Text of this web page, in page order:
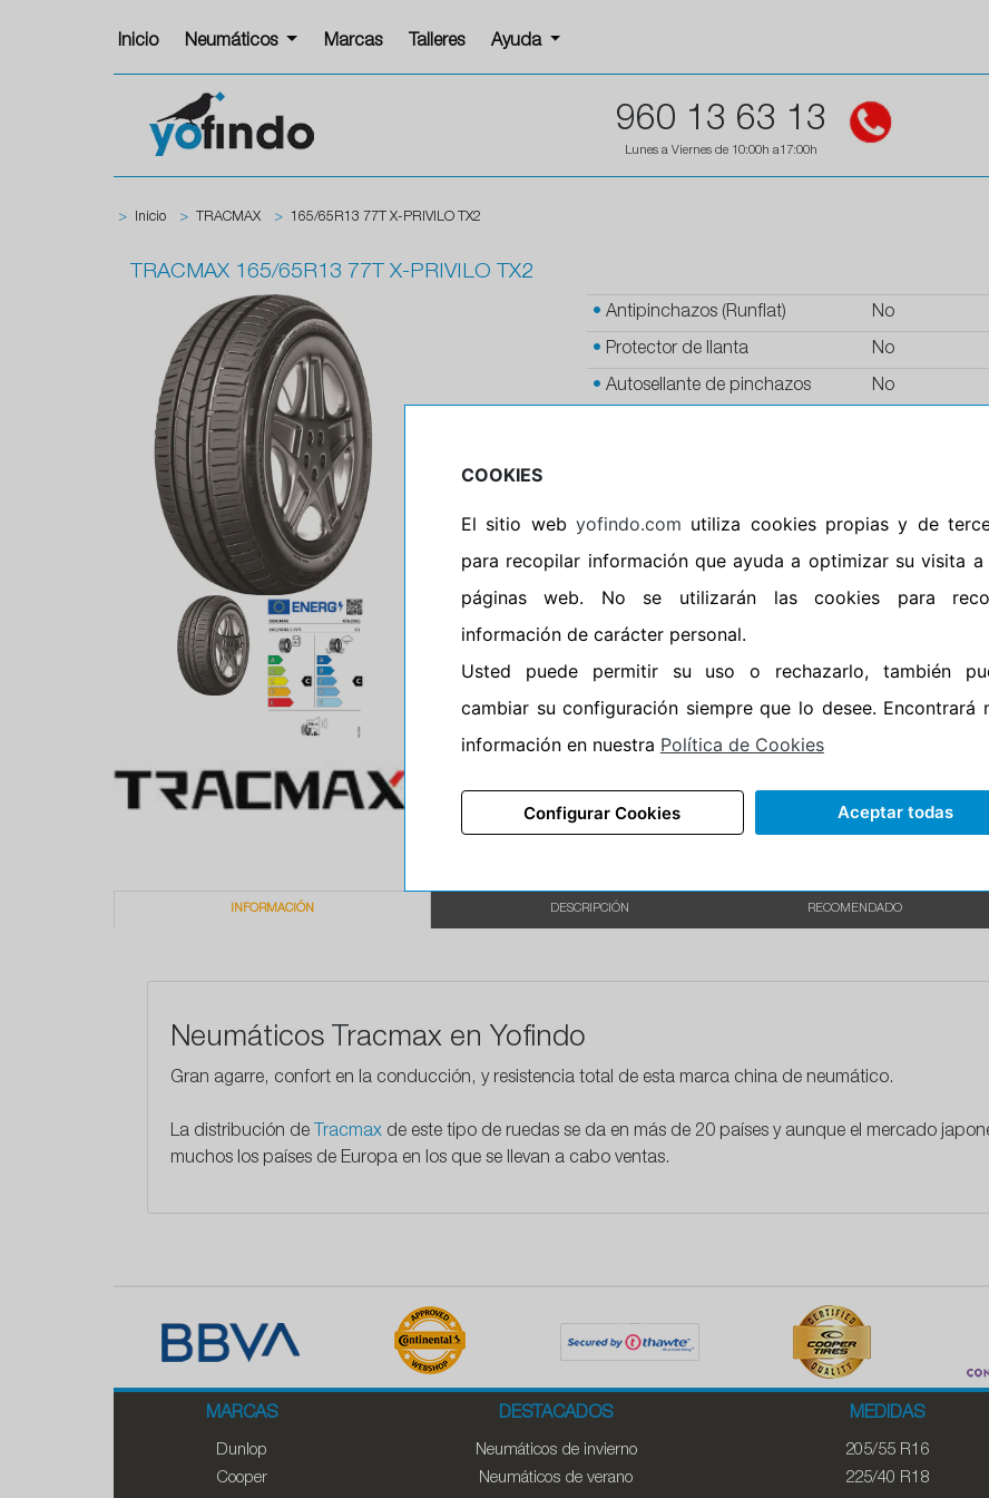
Inicio Neumáticos Marcas Talleres Ayuda
960 13 63 13
Lunes a Viernes de 10:00h a17:00h
> Inicio > TRACMAX > 165/65R13 77T X-PRIVILO TX2
TRACMAX 165/65R13 77T X-PRIVILO TX2
• Antipinchazos (Runflat) No
• Protector de llanta No
• Autosellante de pinchazos No
•Banda blanca No
• No
Calidad BUDGET
•P.O.R.
•Oportunidad No
•Etiqueta energética Información
INFORMACIÓN DESCRIPCIÓN RECOMENDADO
Neumáticos Tracmax en Yofindo
Gran agarre, confort en la conducción, y resistencia total de esta marca china de neumático.
La distribución de Tracmax de este tipo de ruedas se da en más de 20 países y aunque el mercado
muchos los países de Europa en los que se llevan a cabo ventas.
MARCAS
Dunlop
Cooper
DESTACADOS
Neumáticos de invierno
Neumáticos de verano
MEDIDAS
205/55 R16
225/40 R18
COOKIES
El sitio web yofindo.com utiliza cookies propias y de
para recopilar información que ayuda a optimizar su visita a
páginas web. No se utilizarán las cookies para
información de carácter personal.
Usted puede permitir su uso o rechazarlo, también
cambiar su configuración siempre que lo desee. Encontrará
información en nuestra Política de Cookies
Configurar Cookies Aceptar todas